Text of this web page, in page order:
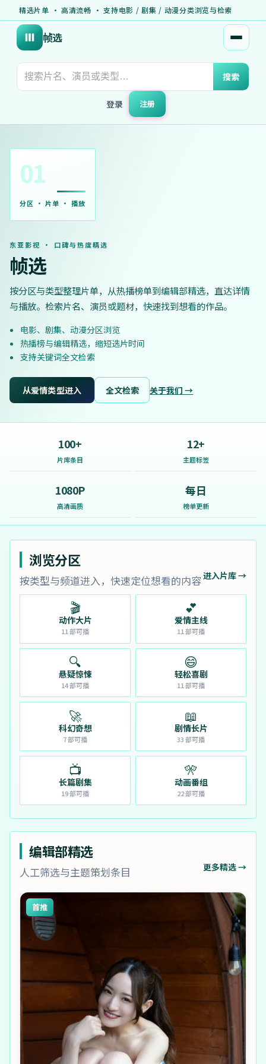
精选片单 · 高清流畅 · 支持电影 / 剧集 / 动漫分类浏览与检索
帧选 打开
搜索
登录 注册
01
分区 · 片单 · 播放
东亚影视 · 口碑与热度精选
帧选
按分区与类型整理片单，从热播榜单到编辑部精选，直达详情
与播放。检索片名、演员或题材，快速找到想看的作品。
电影、剧集、动漫分区浏览
热播榜与编辑精选，缩短选片时间
支持关键词全文检索
从爱情类型进入 全文检索 关于我们 →
100+
片库条目
12+
主题标签
1080P
高清画质
每日
榜单更新
浏览分区
按类型与频道进入，快速定位想看的内容进入片库 →
🎬
动作大片
11部可播
💕
爱情主线
11部可播
🔍
悬疑惊悚
14部可播
😄
轻松喜剧
11部可播
🚀
科幻奇想
7部可播
📖
剧情长片
33部可播
📺
长篇剧集
19部可播
🎌
动画番组
22部可播
编辑部精选
人工筛选与主题策划条目 更多精选 →
首推